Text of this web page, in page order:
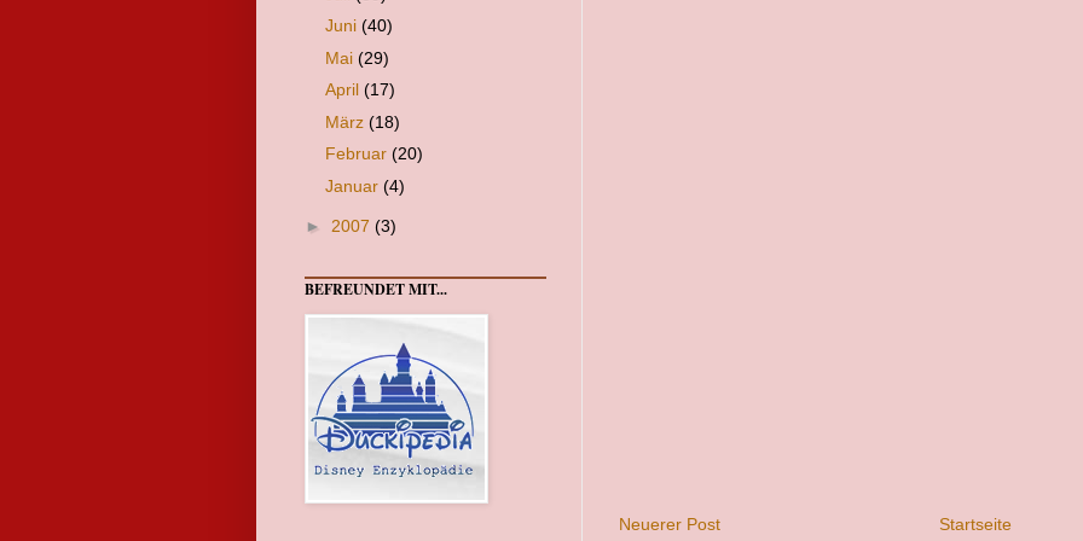
Neuerer Post Startseite
Juni (40)
Mai (29)
April (17)
März (18)
Februar (20)
Januar (4)
► 2007 (3)
BEFREUNDET MIT...